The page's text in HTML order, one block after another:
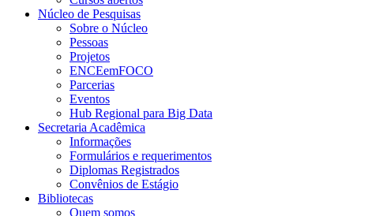
Núcleo de Pesquisas
Sobre o Núcleo
Pessoas
Projetos
ENCEemFOCO
Parcerias
Eventos
Hub Regional para Big Data
Secretaria Acadêmica
Informações
Formulários e requerimentos
Diplomas Registrados
Convênios de Estágio
Bibliotecas
Quem somos